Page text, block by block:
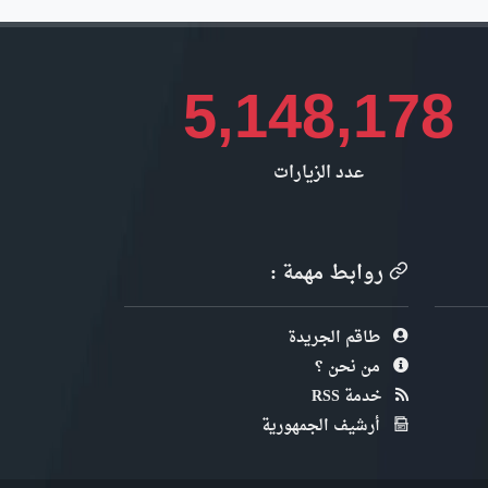
5,148,178
عدد الزيارات
روابط مهمة :
طاقم الجريدة
من نحن ؟
خدمة RSS
أرشيف الجمهورية